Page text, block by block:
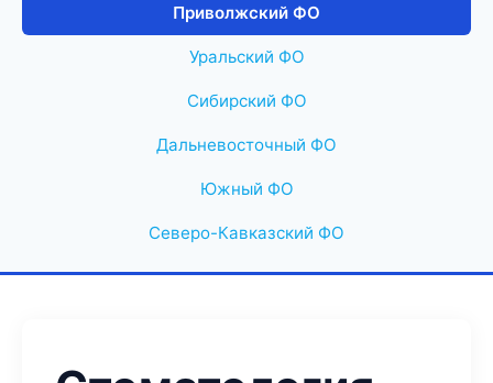
Приволжский ФО
Уральский ФО
Сибирский ФО
Дальневосточный ФО
Южный ФО
Северо-Кавказский ФО